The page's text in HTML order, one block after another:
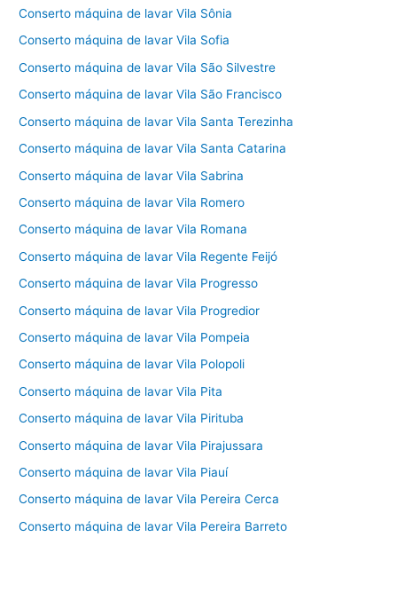
Conserto máquina de lavar Vila Sônia
Conserto máquina de lavar Vila Sofia
Conserto máquina de lavar Vila São Silvestre
Conserto máquina de lavar Vila São Francisco
Conserto máquina de lavar Vila Santa Terezinha
Conserto máquina de lavar Vila Santa Catarina
Conserto máquina de lavar Vila Sabrina
Conserto máquina de lavar Vila Romero
Conserto máquina de lavar Vila Romana
Conserto máquina de lavar Vila Regente Feijó
Conserto máquina de lavar Vila Progresso
Conserto máquina de lavar Vila Progredior
Conserto máquina de lavar Vila Pompeia
Conserto máquina de lavar Vila Polopoli
Conserto máquina de lavar Vila Pita
Conserto máquina de lavar Vila Pirituba
Conserto máquina de lavar Vila Pirajussara
Conserto máquina de lavar Vila Piauí
Conserto máquina de lavar Vila Pereira Cerca
Conserto máquina de lavar Vila Pereira Barreto